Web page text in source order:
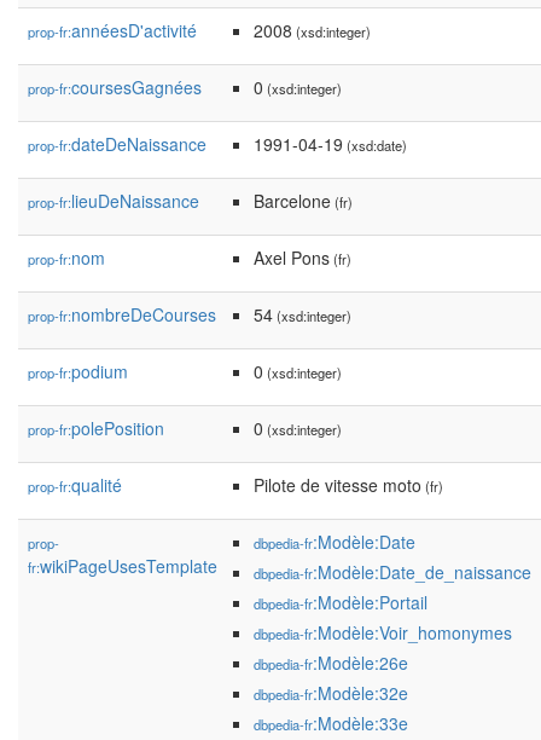
prop-fr:annéesD'activité 2008 (xsd:integer)
prop-fr:coursesGagnées 0 (xsd:integer)
prop-fr:dateDeNaissance 1991-04-19 (xsd:date)
prop-fr:lieuDeNaissance Barcelone(fr)
prop-fr:nom Axel Pons(fr)
prop-fr:nombreDeCourses 54(xsd:integer)
prop-fr:podium 0 (xsd:integer)
prop-fr:polePosition 0 (xsd:integer)
prop-fr:qualité Pilote de vitesse moto (fr)
prop-
fr:wikiPageUsesTemplate
dbpedia-fr:Modèle:Date
dbpedia-fr:Modèle:Date_de_naissance
dbpedia-fr:Modèle:Portail
dbpedia-fr:Modèle:Voir_homonymes
dbpedia-fr:Modèle:26e
dbpedia-fr:Modèle:32e
dbpedia-fr:Modèle:33e